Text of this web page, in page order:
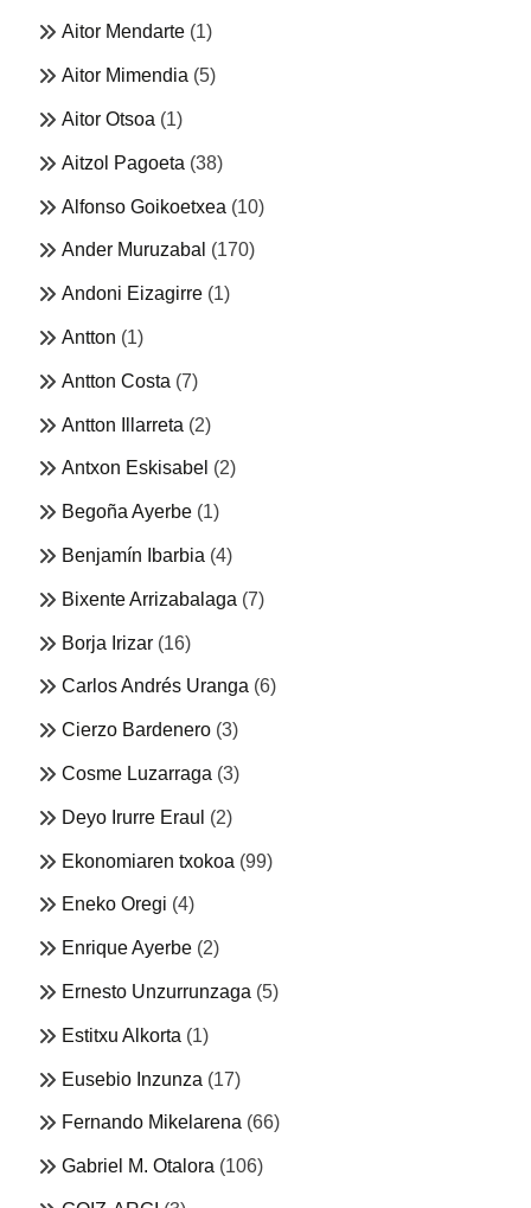
Aitor Mendarte (1)
Aitor Mimendia (5)
Aitor Otsoa (1)
Aitzol Pagoeta (38)
Alfonso Goikoetxea (10)
Ander Muruzabal (170)
Andoni Eizagirre (1)
Antton (1)
Antton Costa (7)
Antton Illarreta (2)
Antxon Eskisabel (2)
Begoña Ayerbe (1)
Benjamín Ibarbia (4)
Bixente Arrizabalaga (7)
Borja Irizar (16)
Carlos Andrés Uranga (6)
Cierzo Bardenero (3)
Cosme Luzarraga (3)
Deyo Irurre Eraul (2)
Ekonomiaren txokoa (99)
Eneko Oregi (4)
Enrique Ayerbe (2)
Ernesto Unzurrunzaga (5)
Estitxu Alkorta (1)
Eusebio Inzunza (17)
Fernando Mikelarena (66)
Gabriel M. Otalora (106)